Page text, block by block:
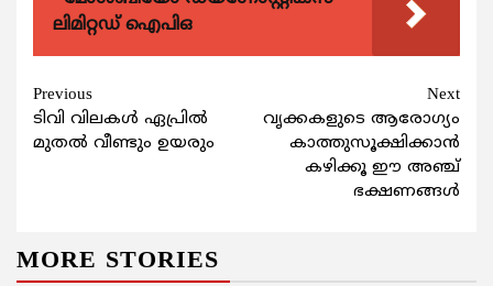
ലിമിറ്റഡ് ഐപിഒ
Continue
Reading
Previous
ടിവി വിലകള്‍ ഏപ്രില്‍
മുതല്‍ വീണ്ടും ഉയരും
Next
വൃക്കകളുടെ ആരോഗ്യം
കാത്തുസൂക്ഷിക്കാന്‍
കഴിക്കൂ ഈ അഞ്ച്
ഭക്ഷണങ്ങള്‍
MORE STORIES